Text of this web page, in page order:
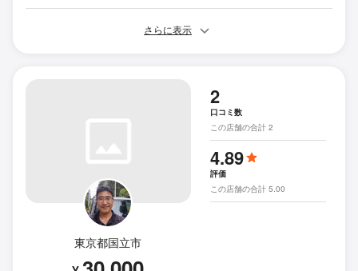
さらに表示
東京都国立市
2
口コミ数
この店舗の合計 2
4.89
評価
この店舗の合計 5.00